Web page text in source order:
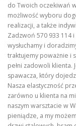
do Twoich oczekiwań
możliwość wyboru
realizacji, a także
Zadzwoń 570 933 114
wysłuchamy i
traktujemy poważnie i
pełni zadowoli klienta.
spawacza, który
Nasza elastyczność
zarówno u klienta na
naszym warsztacie w
pieniądze, a my